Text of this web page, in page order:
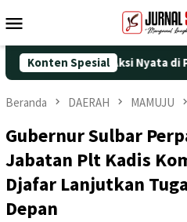
ke
Mobile
Konten Spesial
dengan Aksi Nyata di Pantai
Beranda DAERAH MAMUJU
Gubernur Sulbar
Jabatan Plt Kadis
Djafar Lanjutkan
Depan